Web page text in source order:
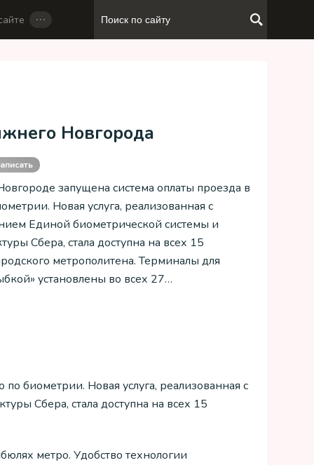
…
Новгорода
запущена система оплаты проезда в
Новая услуга, реализованная с
Единой биометрической системы и
Сбера, стала доступна на всех 15
метрополитена. Терминалы для
установлены во всех 27…
биометрии. Новая услуга, реализованная с
Сбера, стала доступна на всех 15
метро. Удобство технологии